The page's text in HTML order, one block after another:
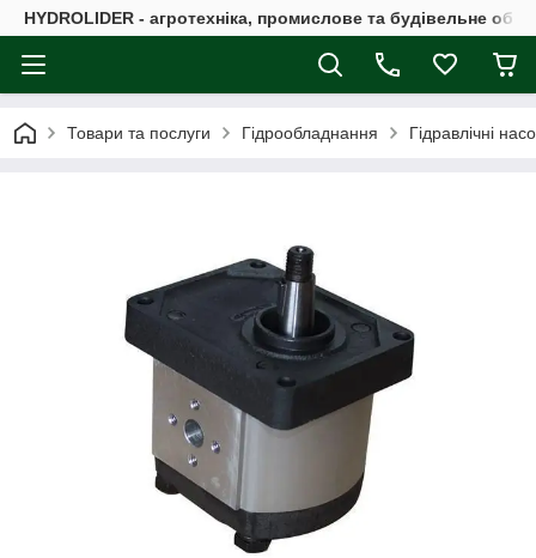
HYDROLIDER - агротехніка, промислове та будівельне
Товари та послуги Гідрообладнання Гідравлічні